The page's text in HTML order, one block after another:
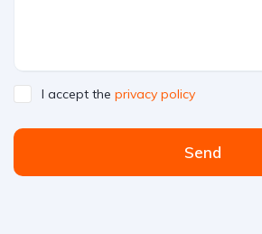
I accept the privacy policy
Send